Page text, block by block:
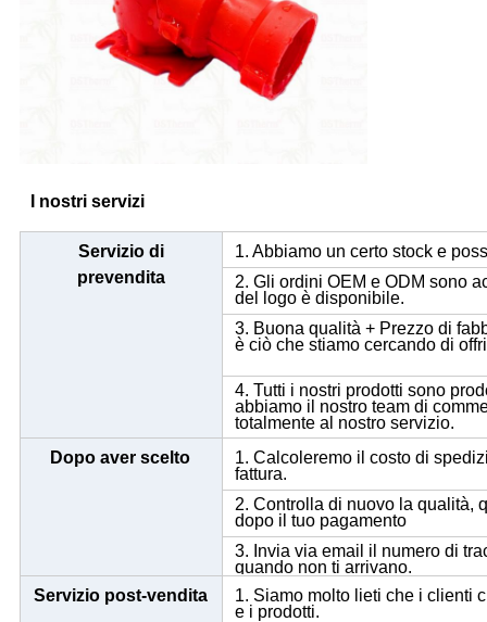
I nostri servizi
Servizio di
prevendita
1. Abbiamo un certo stock e
2. Gli ordini OEM e ODM sono
del logo è disponibile.
3. Buona qualità + Prezzo di
è ciò che stiamo cercando di
4. Tutti i nostri prodotti sono
abbiamo il nostro team di
totalmente al nostro servizio.
Dopo aver scelto
1. Calcoleremo il costo di
fattura.
2. Controlla di nuovo la qualità,
dopo il tuo pagamento
3. Invia via email il numero di
quando non ti arrivano.
Servizio post-vendita
1. Siamo molto lieti che i clienti
e i prodotti.